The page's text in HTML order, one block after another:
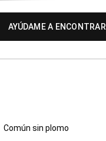
AYÚDAME A ENCONTRAR
Común sin plomo